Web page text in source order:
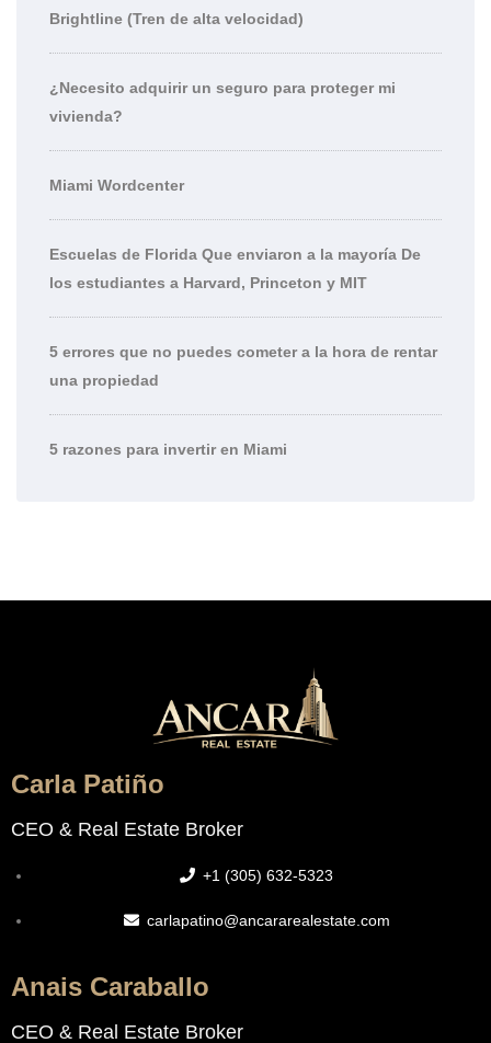
Brightline (Tren de alta velocidad)
¿Necesito adquirir un seguro para proteger mi
vivienda?
Miami Wordcenter
Escuelas de Florida Que enviaron a la mayoría De
los estudiantes a Harvard, Princeton y MIT
5 errores que no puedes cometer a la hora de rentar
una propiedad
5 razones para invertir en Miami
Carla Patiño
CEO & Real Estate Broker
+1 (305) 632-5323
carlapatino@ancararealestate.com
Anais Caraballo
CEO & Real Estate Broker